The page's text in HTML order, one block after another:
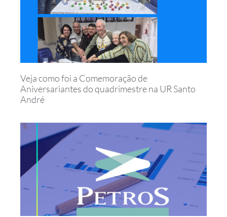
Veja como foi a Comemoração de
Aniversariantes do quadrimestre na UR Santo
André